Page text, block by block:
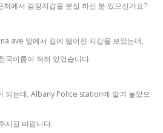
에서 검정지갑을 분실 하신 분 있으신가요?
ave 앞에서 길에 떨어진 지갑을 보았는데,
국이름이 적혀 있었습니다.
되는데, Albany Police station에 맡겨 놓았으
시길 바랍니다.